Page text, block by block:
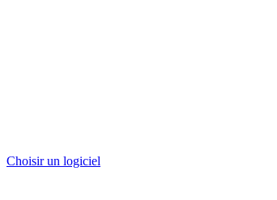
Choisir un logiciel